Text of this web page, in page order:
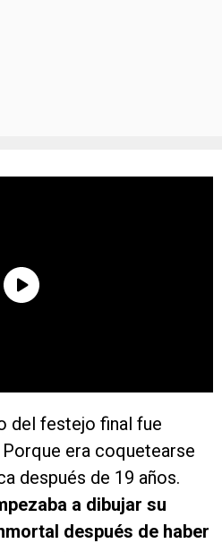
del festejo final fue
era coquetearse
después de 19 años.
a dibujar su
después de haber